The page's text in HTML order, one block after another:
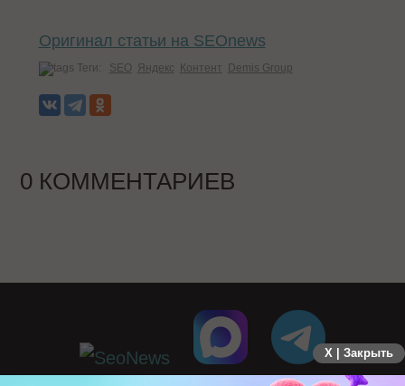
Оригинал статьи на SEOnews
Теги: SEO Яндекс Контент Demis Group
0 КОММЕНТАРИЕВ
X | Закрыть